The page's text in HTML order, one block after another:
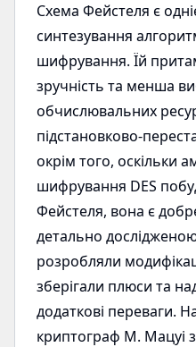
Схема Фейстеля є
синтезування
шифрування. Їй
зручність та менша
обчислювальних
підстановково-
окрім того, оскільки
шифрування DES
Фейстеля, вона є
детально
розробляли
зберігали плюси та
додаткові переваги.
криптограф М. Мацуі